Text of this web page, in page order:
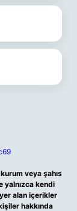
veya şahıs
yalnızca kendi
yer alan içerikler
hakkında